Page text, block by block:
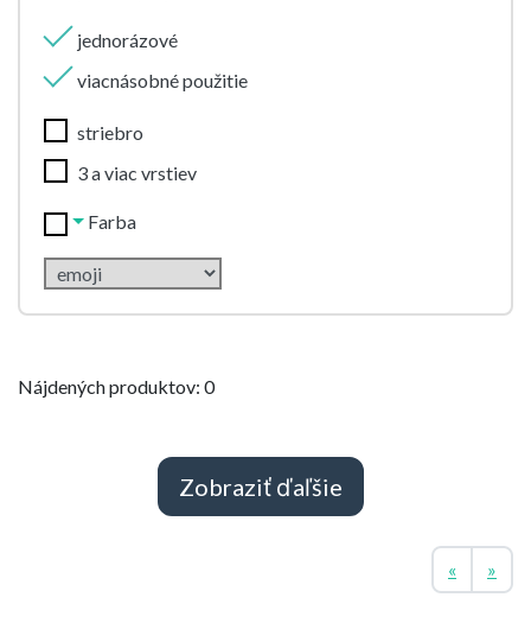
jednorázové
viacnásobné použitie
striebro
3 a viac vrstiev
Farba
Nájdených produktov: 0
Zobraziť ďaľšie
« Previous
»